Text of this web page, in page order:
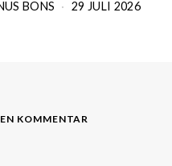
BONS 29 JULI 2026
KOMMENTAR